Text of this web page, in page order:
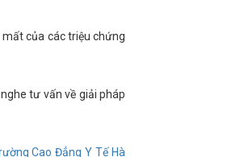
mất của các triệu chứng
tư vấn về giải pháp
Cao Đẳng Y Tế Hà